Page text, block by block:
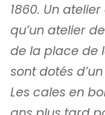
1860. Un
qu’un atelier
de la place de
sont dotés
Les cales en